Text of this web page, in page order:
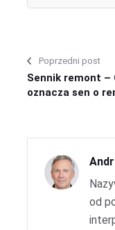
Poprzedni post
Sennik remont –
oznacza sen o
od